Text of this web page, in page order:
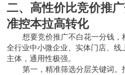
二、高性价比竞价推
准控本拉高转化
想要竞价推广不白花一分钱
全行业中小微企业、实体门店、
主体，通用性极强。
第一，精准筛选分层关键词。